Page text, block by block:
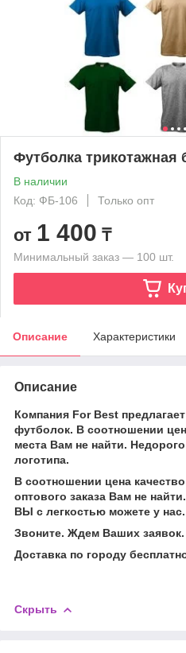
Футболка трикотажная
В наличии
Код: ФБ-106
Только опт
от 1 400 ₸
Минимальный заказ — 100 шт.
Описание Характеристики
Описание
Компания For Best
футболок. В соотношении
места Вам не найти.
логотипа.
В соотношении цена
оптового заказа Вам не
ВЫ с легкостью можете у нас.
Звоните. Ждем Ваших заявок.
Доставка по городу
Скрыть